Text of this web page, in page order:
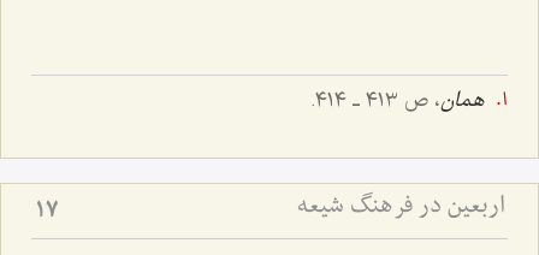
همان، ص ٤١٣ ـ ٤١٤.
اربعین در فرهنگ شیعه 17